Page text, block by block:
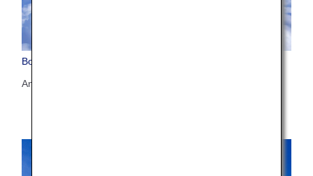
Boeing 787-8 (788)
Anzahl der Sitzplätze: 240/184